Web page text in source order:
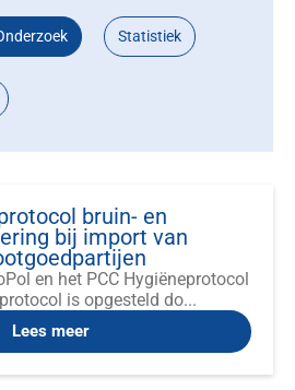
Statistiek
bruin- en
bij import van
en het PCC Hygiëneprotocol
is opgesteld do...
Lees meer